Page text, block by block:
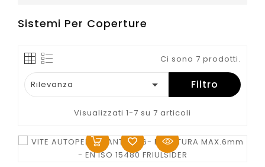
Sistemi Per Coperture
Ci sono 7 prodotti.
Rilevanza  Filtro
Visualizzati 1-7 su 7 articoli